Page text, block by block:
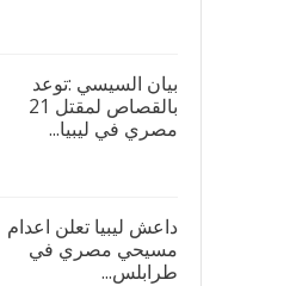
بيان السيسي :توعد
بالقصاص لمقتل 21
مصري في ليبيا...
مسيحي مصري في
طرابلس...